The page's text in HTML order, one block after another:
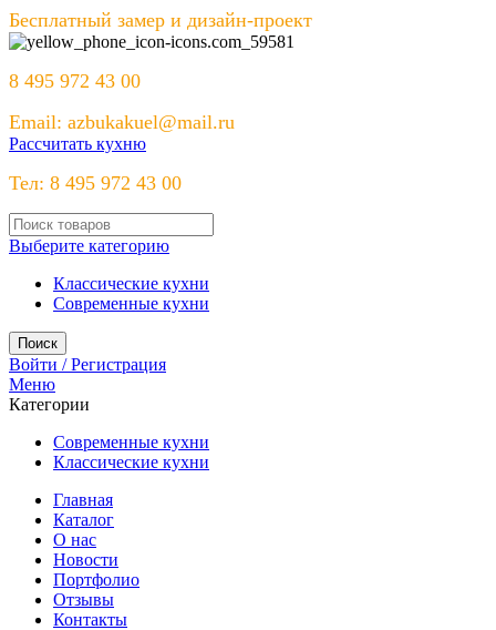
Бесплатный замер и дизайн-проект
8 495 972 43 00
Email: azbukakuel@mail.ru
Рассчитать кухню
Тел: 8 495 972 43 00
Выберите категорию
Классические кухни
Современные кухни
Поиск
Войти / Регистрация
Меню
Категории
Современные кухни
Классические кухни
Главная
Каталог
О нас
Новости
Портфолио
Отзывы
Контакты